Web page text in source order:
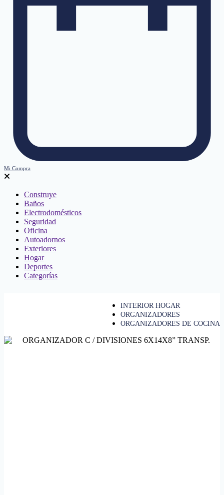
Mi Compra
Construye
Baños
Electrodomésticos
Seguridad
Oficina
Autoadornos
Exteriores
Hogar
Deportes
Categorías
INTERIOR HOGAR
ORGANIZADORES
ORGANIZADORES DE COCINA